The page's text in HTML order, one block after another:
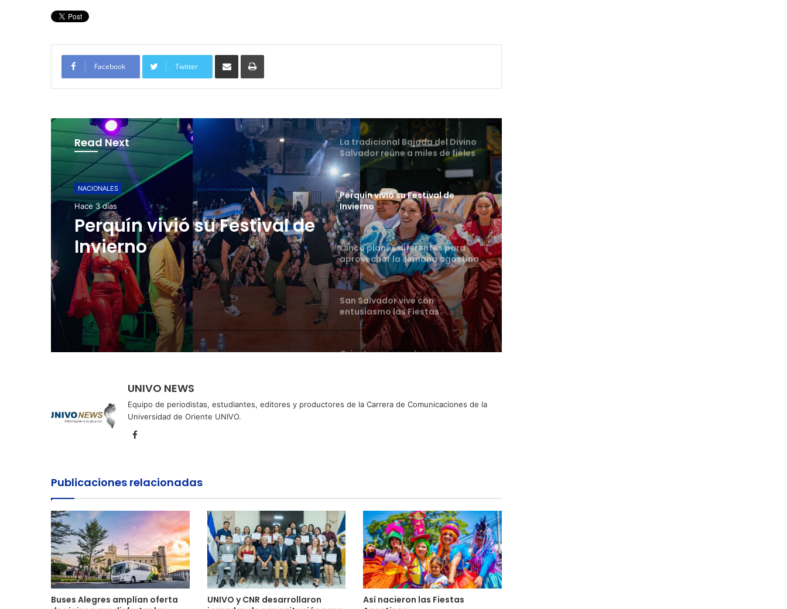
Facebook Twitter
Compartir por correo electrónicoImprimir
Read Next
NACIONALES
Hace 3 días
Cinco planes diferentes
para aprovechar la
semana agostina
profesionales del futuro
La tradicional Bajada del Divino
Perquín vivió su Festival de
Invierno
Cinco planes diferentes para
aprovechar la semana agostina
San Salvador vive con
entusiasmo las Fiestas
Agostinas
Oriente espera a los viajeros
estas vacaciones agostinas
Suben los precios de los
Peregrinación Camino de San
Licenciatura en Turismo de la
UNIVO forma profesionales con
una preparación práctica e
integral
La universidad que forma a los
profesionales del futuro
UNIVO NEWS
Equipo de periodistas, estudiantes, editores y productores de la Carrera de Comunicaciones de la
Universidad de Oriente UNIVO.
Facebook
Publicaciones relacionadas
Buses Alegres amplían oferta
UNIVO y CNR desarrollaron
Así nacieron las Fiestas